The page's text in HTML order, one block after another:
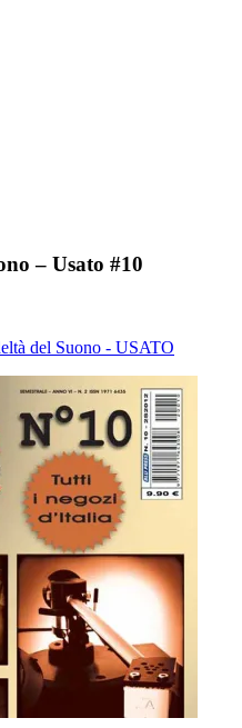
– Usato #10
del Suono - USATO